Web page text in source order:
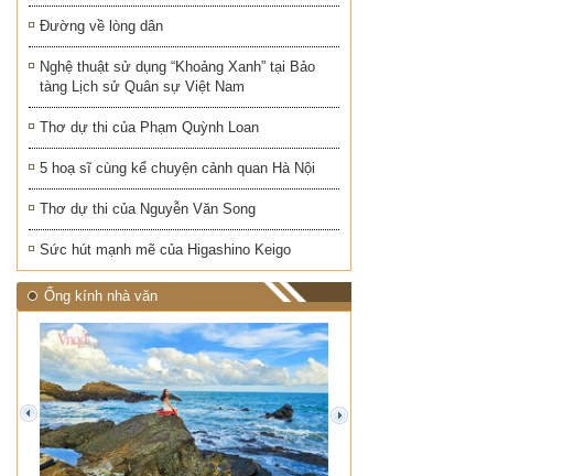
Đường về lòng dân
Nghệ thuật sử dụng “Khoảng Xanh” tại Bảo
tàng Lịch sử Quân sự Việt Nam
Thơ dự thi của Phạm Quỳnh Loan
5 hoạ sĩ cùng kể chuyện cảnh quan Hà Nội
Thơ dự thi của Nguyễn Văn Song
Sức hút mạnh mẽ của Higashino Keigo
Ống kính nhà văn
prev next